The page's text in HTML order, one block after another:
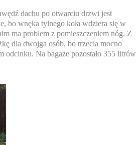
dachu po otwarciu drzwi jest
bo wnęka tylnego koła wdziera się w
ma problem z pomieszczeniem nóg. Z
dla dwojga osób, bo trzecia mocno
odcinku. Na bagaże pozostało 355 litrów